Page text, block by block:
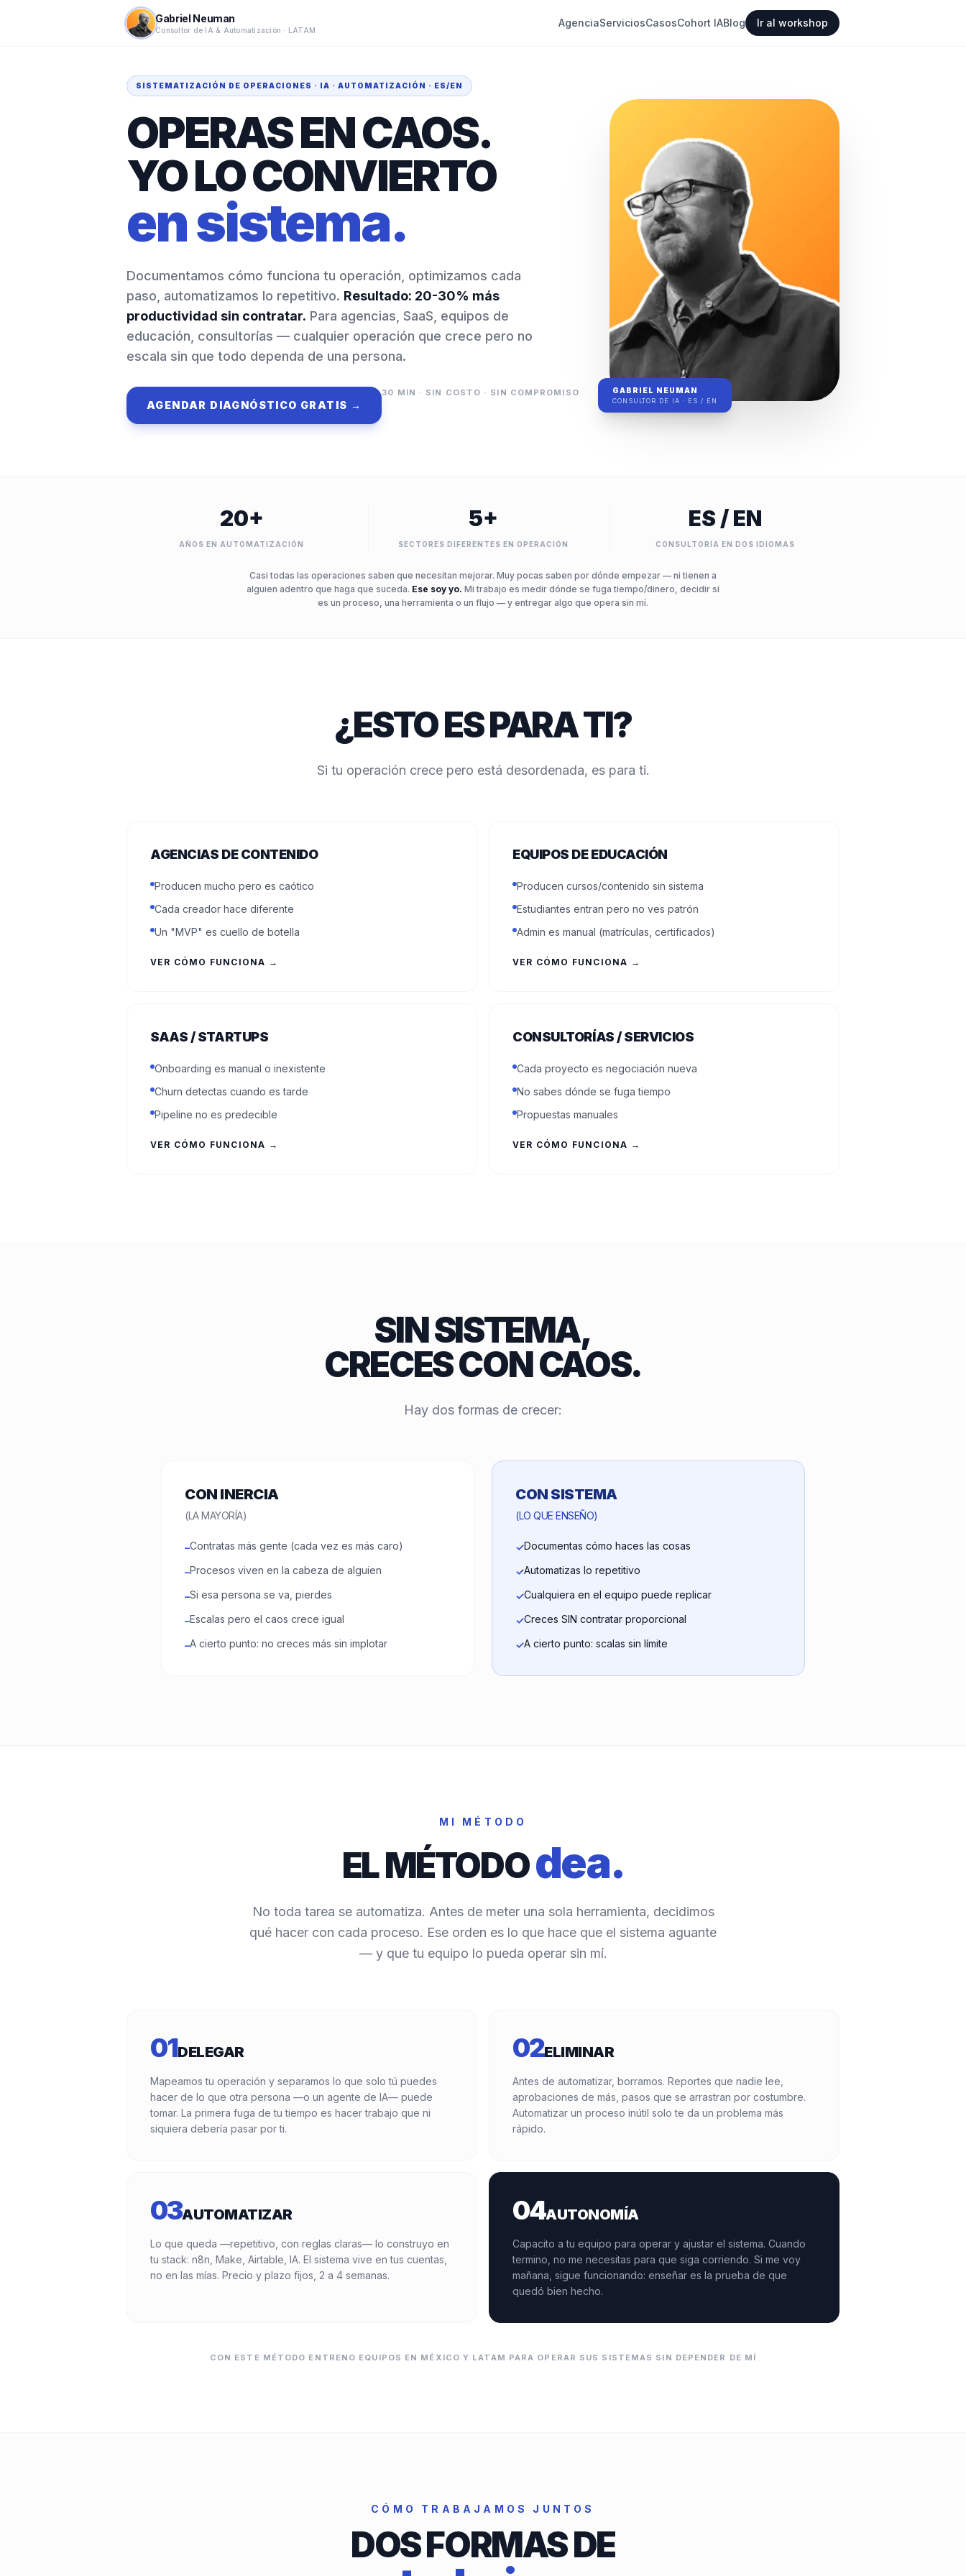
Gabriel Neuman
Consultor de IA & Automatización · LATAM
AgenciaServiciosCasosCohort IABlog Ir al workshop
SISTEMATIZACIÓN DE OPERACIONES · IA · AUTOMATIZACIÓN · ES/EN
OPERAS EN CAOS.
YO LO CONVIERTO
en sistema.
Documentamos cómo funciona tu operación, optimizamos cada
paso, automatizamos lo repetitivo. Resultado: 20-30% más
productividad sin contratar. Para agencias, SaaS, equipos de
educación, consultorías — cualquier operación que crece pero no
escala sin que todo dependa de una persona.
AGENDAR DIAGNÓSTICO GRATIS →
30 MIN · SIN COSTO · SIN COMPROMISO GABRIEL NEUMAN
CONSULTOR DE IA · ES / EN
20+
AÑOS EN AUTOMATIZACIÓN
5+
SECTORES DIFERENTES EN OPERACIÓN
ES / EN
CONSULTORÍA EN DOS IDIOMAS
Casi todas las operaciones saben que necesitan mejorar. Muy pocas saben por dónde empezar — ni tienen a
alguien adentro que haga que suceda. Ese soy yo. Mi trabajo es medir dónde se fuga tiempo/dinero, decidir si
es un proceso, una herramienta o un flujo — y entregar algo que opera sin mí.
¿ESTO ES PARA TI?
Si tu operación crece pero está desordenada, es para ti.
AGENCIAS DE CONTENIDO
Producen mucho pero es caótico
Cada creador hace diferente
Un "MVP" es cuello de botella
VER CÓMO FUNCIONA →
EQUIPOS DE EDUCACIÓN
Producen cursos/contenido sin sistema
Estudiantes entran pero no ves patrón
Admin es manual (matrículas, certificados)
VER CÓMO FUNCIONA →
SAAS / STARTUPS
Onboarding es manual o inexistente
Churn detectas cuando es tarde
Pipeline no es predecible
VER CÓMO FUNCIONA →
CONSULTORÍAS / SERVICIOS
Cada proyecto es negociación nueva
No sabes dónde se fuga tiempo
Propuestas manuales
VER CÓMO FUNCIONA →
SIN SISTEMA,
CRECES CON CAOS.
Hay dos formas de crecer:
CON INERCIA
(LA MAYORÍA)
–Contratas más gente (cada vez es más caro)
–Procesos viven en la cabeza de alguien
–Si esa persona se va, pierdes
–Escalas pero el caos crece igual
–A cierto punto: no creces más sin implotar
CON SISTEMA
(LO QUE ENSEÑO)
✓Documentas cómo haces las cosas
✓Automatizas lo repetitivo
✓Cualquiera en el equipo puede replicar
✓Creces SIN contratar proporcional
✓A cierto punto: scalas sin límite
MI MÉTODO
EL MÉTODOdea.
No toda tarea se automatiza. Antes de meter una sola herramienta, decidimos
qué hacer con cada proceso. Ese orden es lo que hace que el sistema aguante
— y que tu equipo lo pueda operar sin mí.
01DELEGAR
Mapeamos tu operación y separamos lo que solo tú puedes
hacer de lo que otra persona —o un agente de IA— puede
tomar. La primera fuga de tu tiempo es hacer trabajo que ni
siquiera debería pasar por ti.
02ELIMINAR
Antes de automatizar, borramos. Reportes que nadie lee,
aprobaciones de más, pasos que se arrastran por costumbre.
Automatizar un proceso inútil solo te da un problema más
rápido.
03AUTOMATIZAR
Lo que queda —repetitivo, con reglas claras— lo construyo en
tu stack: n8n, Make, Airtable, IA. El sistema vive en tus cuentas,
no en las mías. Precio y plazo fijos, 2 a 4 semanas.
04AUTONOMÍA
Capacito a tu equipo para operar y ajustar el sistema. Cuando
termino, no me necesitas para que siga corriendo. Si me voy
mañana, sigue funcionando: enseñar es la prueba de que
quedó bien hecho.
CON ESTE MÉTODO ENTRENO EQUIPOS EN MÉXICO Y LATAM PARA OPERAR SUS SISTEMAS SIN DEPENDER DE MÍ
CÓMO TRABAJAMOS JUNTOS
DOS FORMAS DE